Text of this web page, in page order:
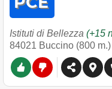
Istituti di Bellezza (+15
84021 Buccino (800